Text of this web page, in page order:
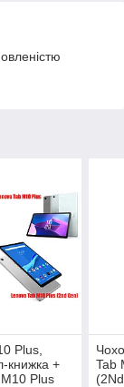
Plus,
книжка +
Plus
Tab